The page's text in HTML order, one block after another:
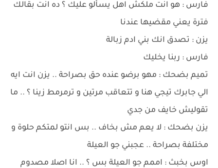
فارس : هو انت ملكش اهل يسألو عليك ؟ ده انت بقالك
فترة يعني مقضيها عندنا
يزن : تصدق انك بني ادم زبالة
فارس : ربنا يخليك
تميم بضحك : مهو برضو عنده حق بصراحة .. يزن انت ايه
الي جابرك تيجي هنا و تتعاقب مرتين و ترمرمط زينا ؟ .. ما
تقوليش خايف من جدي
يزن بضحك : لا يعم مش بخاف .. بس انتو لمتكم حلوة و
مختلفة بصراحة .. عجبني جو العيلة
اوس بخبث : اممم جو العيلة بس ؟ .. انا اصلا مصدوم